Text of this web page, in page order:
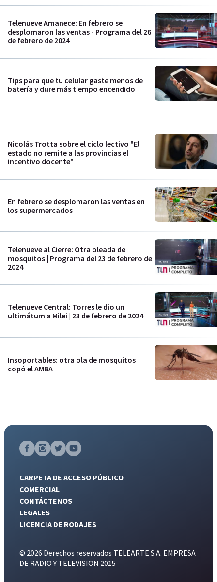
Telenueve Amanece: En febrero se
desplomaron las ventas - Programa del 26
de febrero de 2024
Tips para que tu celular gaste menos de
batería y dure más tiempo encendido
Nicolás Trotta sobre el ciclo lectivo "El
estado no remite a las provincias el
incentivo docente"
En febrero se desplomaron las ventas en
los supermercados
Telenueve al Cierre: Otra oleada de
mosquitos | Programa del 23 de febrero de
2024
Telenueve Central: Torres le dio un
ultimátum a Milei | 23 de febrero de 2024
Insoportables: otra ola de mosquitos
copó el AMBA
CARPETA DE ACCESO PÚBLICO
COMERCIAL
CONTÁCTENOS
LEGALES
LICENCIA DE RODAJES
© 2026 Derechos reservados TELEARTE S.A. EMPRESA
DE RADIO Y TELEVISION 2015